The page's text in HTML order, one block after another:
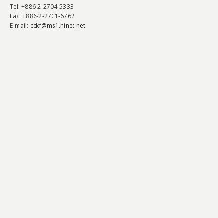
Tel: +886-2-2704-5333
Fax: +886-2-2701-6762
E-mail: cckf@ms1.hinet.net